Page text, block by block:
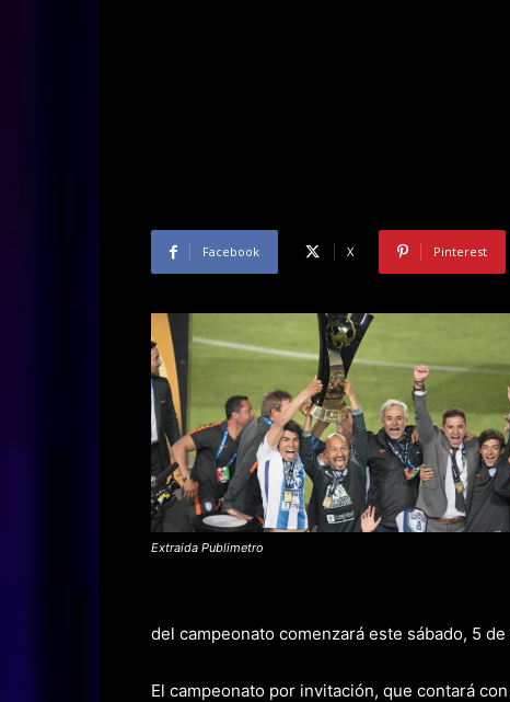
Facebook X Pinterest
Extraida Publimetro
del campeonato comenzará este sábado, 5
El campeonato por invitación, que contará